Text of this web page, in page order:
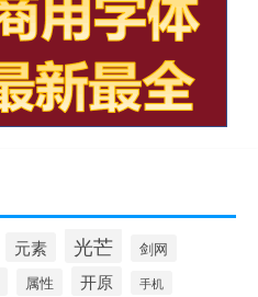
元素 光芒 剑网
属性 开原 手机